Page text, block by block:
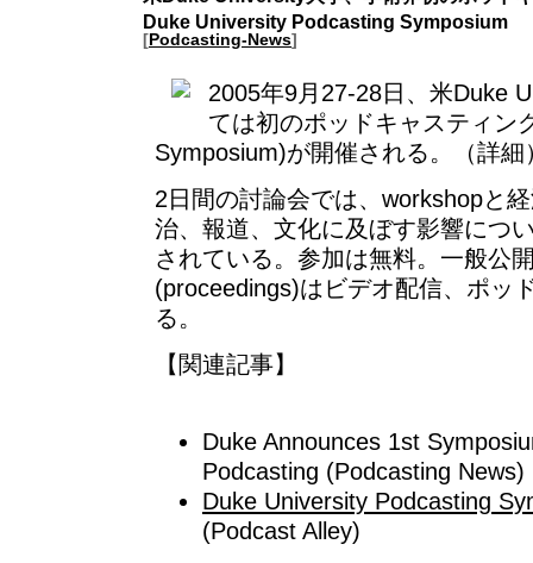
Duke University Podcasting Symposium
[Podcasting-News]
2005年9月27-28日、米Duke
ては初のポッドキャスティン
Symposium)が開催される。（詳細
2日間の討論会では、workshopと
治、報道、文化に及ぼす影響につ
されている。参加は無料。一般公
(proceedings)はビデオ配信、ポッ
る。
【関連記事】
Duke Announces 1st
Podcasting (Podcasting News)
Duke University Podcasting
(Podcast Alley)